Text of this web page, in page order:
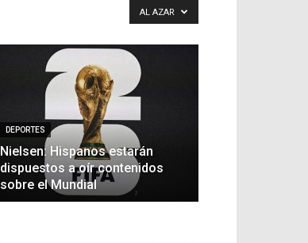
AL AZAR
DEPORTES
Nielsen: Hispanos estarán
dispuestos a oír contenidos
sobre el Mundial